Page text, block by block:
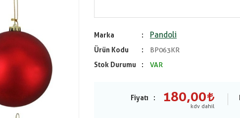
Marka Pandoli
Ürün Kodu
BP063KR
Stok Durumu
VAR
Fiyatı 180,00